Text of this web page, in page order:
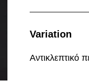
Variation
Αντικλεπτικό